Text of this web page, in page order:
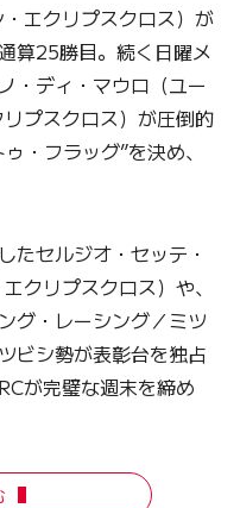
・エクリプスクロス）が
算25勝目。続く日曜メ
・ディ・マウロ（ユー
プスクロス）が圧倒的
・フラッグ”を決め、
たセルジオ・セッテ・
クリプスクロス）や、
グ・レーシング／ミツ
ビシ勢が表彰台を独占
が完璧な週末を締め